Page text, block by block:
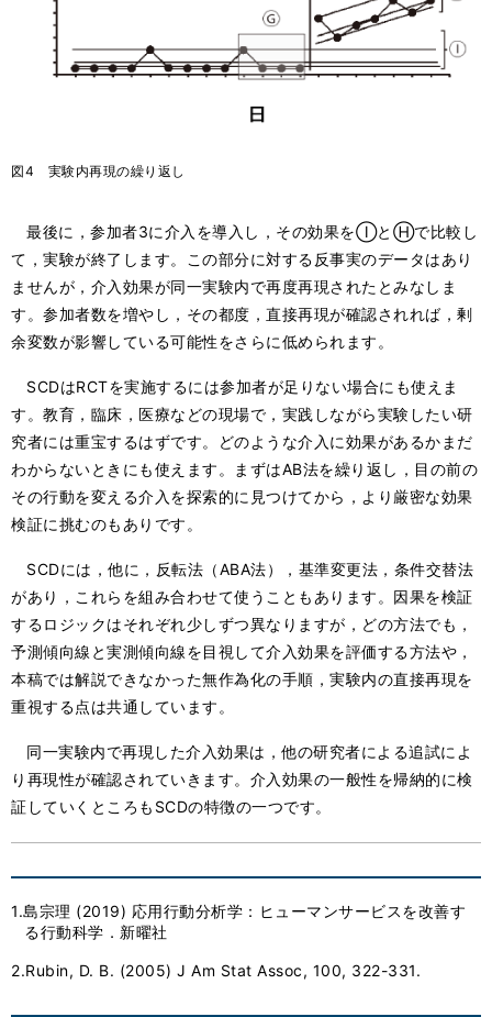
図4 実験内再現の繰り返し
最後に，参加者3に介入を導入し，その効果をⒾとⒽで比較し
て，実験が終了します。この部分に対する反事実のデータはあり
ませんが，介入効果が同一実験内で再度再現されたとみなしま
す。参加者数を増やし，その都度，直接再現が確認されれば，剰
余変数が影響している可能性をさらに低められます。
SCDはRCTを実施するには参加者が足りない場合にも使えま
す。教育，臨床，医療などの現場で，実践しながら実験したい研
究者には重宝するはずです。どのような介入に効果があるかまだ
わからないときにも使えます。まずはAB法を繰り返し，目の前の
その行動を変える介入を探索的に見つけてから，より厳密な効果
検証に挑むのもありです。
SCDには，他に，反転法（ABA法），基準変更法，条件交替法
があり，これらを組み合わせて使うこともあります。因果を検証
するロジックはそれぞれ少しずつ異なりますが，どの方法でも，
予測傾向線と実測傾向線を目視して介入効果を評価する方法や，
本稿では解説できなかった無作為化の手順，実験内の直接再現を
重視する点は共通しています。
同一実験内で再現した介入効果は，他の研究者による追試によ
り再現性が確認されていきます。介入効果の一般性を帰納的に検
証していくところもSCDの特徴の一つです。
1.島宗理 (2019) 応用行動分析学：ヒューマンサービスを改善す
る行動科学．新曜社
2.Rubin, D. B. (2005) J Am Stat Assoc, 100, 322-331.